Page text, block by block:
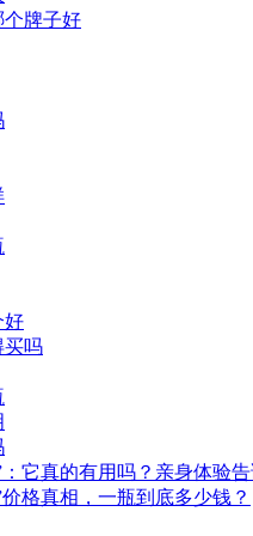
个牌子好
好
买吗
它真的有用吗？亲身体验告
格真相，一瓶到底多少钱？